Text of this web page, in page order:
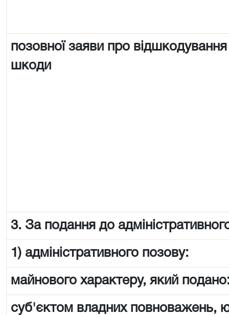
позовної заяви про
шкоди
3. За подання до
1) адміністративного позову:
майнового характеру, який
суб'єктом владних повноважень,